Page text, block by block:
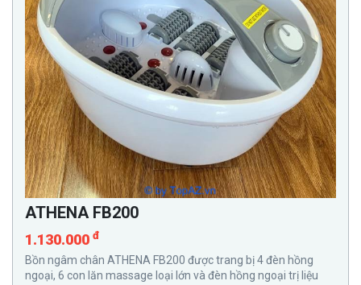
ATHENA FB200
1.130.000 đ
Bồn ngâm chân ATHENA FB200 được trang bị 4 đèn hồng
ngoại, 6 con lăn massage loại lớn và đèn hồng ngoại trị liệu